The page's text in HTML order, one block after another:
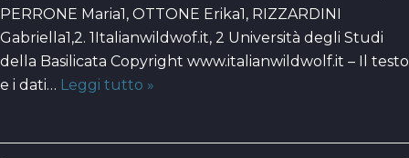
PERRONE Maria1, OTTONE Erika1, RIZZARDINI
Gabriella1,2. 1Italianwildwof.it, 2 Università degli Studi
della Basilicata Copyright www.italianwildwolf.it – Il testo
e i dati… Leggi tutto »